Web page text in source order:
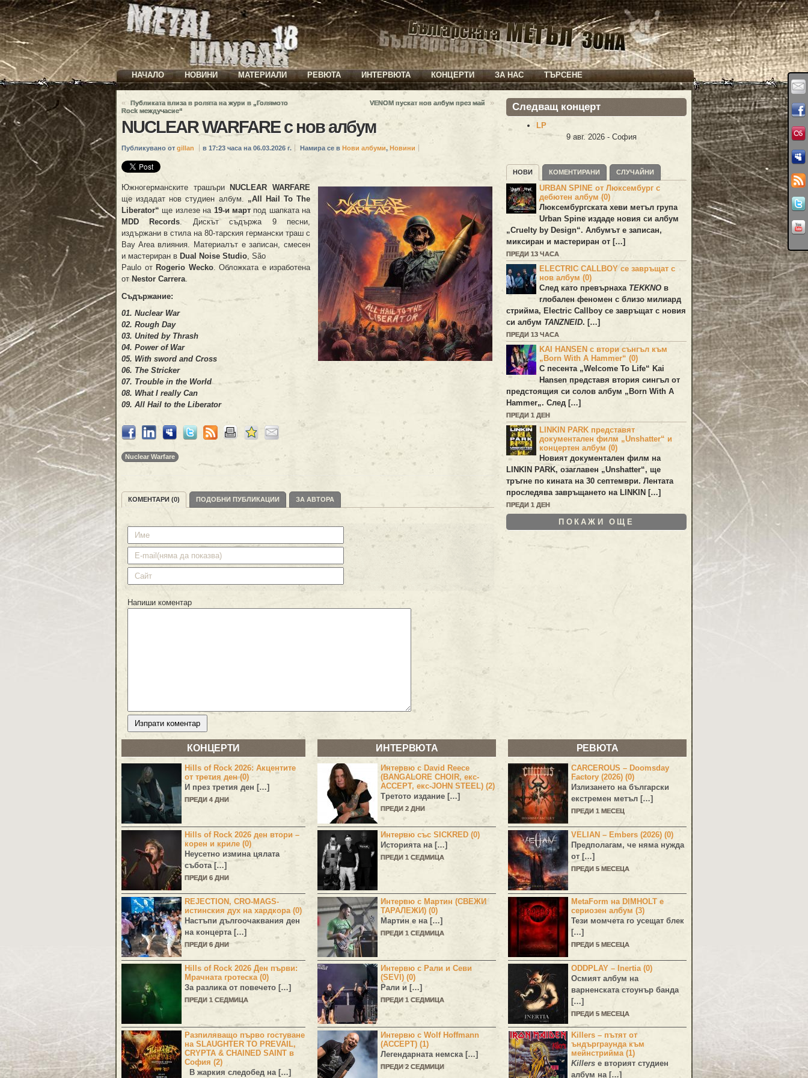
НАЧАЛО НОВИНИ МАТЕРИАЛИ РЕВЮТА ИНТЕРВЮТА КОНЦЕРТИ ЗА НАС ТЪРСЕНЕ
«
Публиката влиза в ролята на жури в „Голямото
Rock междучасие“
VENOM пускат нов албум през май »
NUCLEAR WARFARE с нов албум
Публикувано от gillan в 17:23 часа на 06.03.2026 г. Намира се в Нови албуми, Новини
Южногерманските трашъри
NUCLEAR WARFARE
ще издадат нов студиен албум. „All Hail To The
Liberator“ ще излезе на 19-и мартпод шапката на
MDD Records . Дискът съдържа 9 песни,
издържани в стила на 80-тарския германски траш с
Bay Area влияния. Материалът е записан, смесен
и мастериран в Dual Noise Studio , São
Paulo от Rogerio Wecko. Обложката е изработена
от Nestor Carrera.
Съдържание:
01. Nuclear War
02. Rough Day
03. United by Thrash
04. Power of War
05. With sword and Cross
06. The Stricker
07. Trouble in the World
08. What I really Can
09. All Hail to the Liberator
Nuclear Warfare
КОМЕНТАРИ (0) ПОДОБНИ ПУБЛИКАЦИИ ЗА АВТОРА
Напиши коментар
Следващ концерт
LP
9 авг. 2026 - София
НОВИ КОМЕНТИРАНИ СЛУЧАЙНИ
URBAN SPINE от Люксембург с
дебютен албум (0)
Люксембургската хеви метъл група
Urban Spineиздаде новия си албум
„Cruelty by Design“. Албумът е записан,
миксиран и мастериран от […]
ПРЕДИ 13 ЧАСА
ELECTRIC CALLBOY се завръщат с
нов албум (0)
След като превърнаха TEKKNO в
глобален феномен с близо милиард
стрийма, Electric Callboy се завръщат с новия
си албум TANZNEID. […]
ПРЕДИ 13 ЧАСА
KAI HANSEN с втори сънгъл към
„Born With A Hammer“ (0)
С песента „Welcome To Life“ Kai
Hansen представя втория сингъл от
предстоящия си солов албум „ Born With A
Hammer„. След […]
ПРЕДИ 1 ДЕН
LINKIN PARK представят
документален филм „Unshatter“ и
концертен албум (0)
Новият документален филм на
LINKIN PARK, озаглавен „Unshatter“, ще
тръгне по кината на 30 септември. Лентата
проследява завръщането наLINKIN […]
ПРЕДИ 1 ДЕН
ПОКАЖИ ОЩЕ
КОНЦЕРТИ
Hills of Rock 2026: Акцентите
от третия ден (0)
И през третия ден […]
ПРЕДИ 4 ДНИ
Hills of Rock 2026 ден втори –
корен и криле (0)
Неусетно измина цялата
събота […]
ПРЕДИ 6 ДНИ
REJECTION, CRO-MAGS-
истинския дух на хардкора (0)
Настъпи дългоочаквания ден
на концерта […]
ПРЕДИ 6 ДНИ
Hills of Rock 2026 Ден първи:
Мрачната гротеска (0)
За разлика от повечето […]
ПРЕДИ 1 СЕДМИЦА
Разпиляващо първо гостуване
на SLAUGHTER TO PREVAIL,
CRYPTA & CHAINED SAINT в
София (2)
В жаркия следобед на […]
ИНТЕРВЮТА
Интервю с David Reece
(BANGALORE CHOIR, екс-
ACCEPT, екс-JOHN STEEL) (2)
Третото издание […]
ПРЕДИ 2 ДНИ
Интервю със SICKRED (0)
Историята на […]
ПРЕДИ 1 СЕДМИЦА
Интервю с Мартин (СВЕЖИ
ТАРАЛЕЖИ) (0)
Мартин е на […]
ПРЕДИ 1 СЕДМИЦА
Интервю с Рали и Севи
(SEVI) (0)
Рали и […]
ПРЕДИ 1 СЕДМИЦА
Интервю с Wolf Hoffmann
(ACCEPT) (1)
Легендарната немска […]
ПРЕДИ 2 СЕДМИЦИ
РЕВЮТА
CARCEROUS – Doomsday
Factory (2026) (0)
Излизането на български
екстремен метъл […]
ПРЕДИ 1 МЕСЕЦ
VELIAN – Embers (2026) (0)
Предполагам, че няма нужда
от […]
ПРЕДИ 5 МЕСЕЦА
MetaForm на DIMHOLT е
сериозен албум (3)
Тези момчета го усещат блек
[…]
ПРЕДИ 5 МЕСЕЦА
ODDPLAY – Inertia (0)
Осмият албум на
варненската стоунър банда
[…]
ПРЕДИ 5 МЕСЕЦА
Killers – пътят от
ъндърграунда към
мейнстрийма (1)
Killers е вторият студиен
албум на […]